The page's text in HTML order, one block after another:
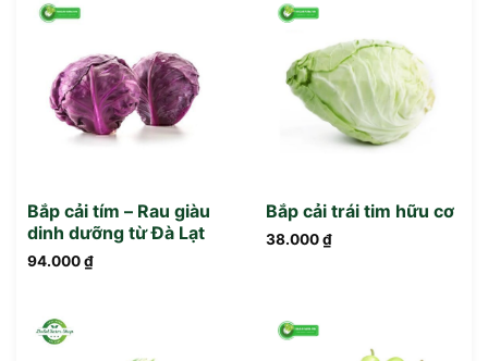
Bắp cải tím – Rau giàu
dinh dưỡng từ Đà Lạt
94.000₫
Bắp cải trái tim hữu cơ
38.000₫